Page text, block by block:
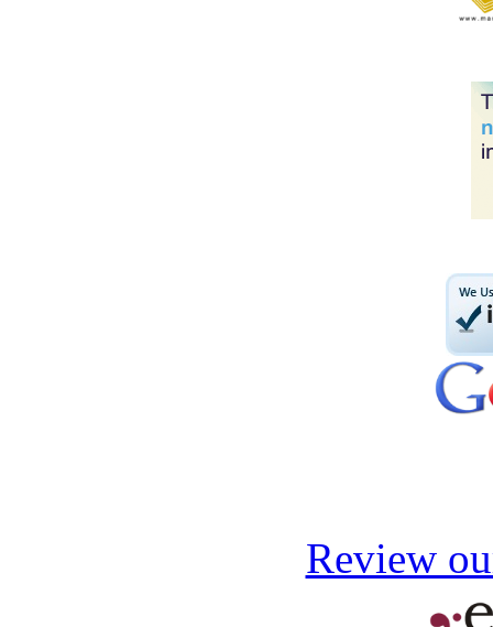
Review